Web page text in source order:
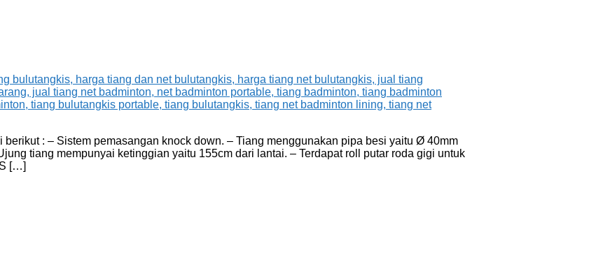
: – Sistem pemasangan knock down. – Tiang menggunakan pipa besi yaitu Ø 40mm
tiang mempunyai ketinggian yaitu 155cm dari lantai. – Terdapat roll putar roda gigi untuk
[…]